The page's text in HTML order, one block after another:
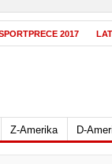
2017
Z-Amerika D-